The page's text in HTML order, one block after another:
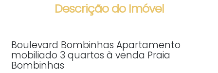
Descrição do Imóvel
Boulevard Bombinhas Apartamento
mobiliado 3 quartos à venda Praia
Bombinhas